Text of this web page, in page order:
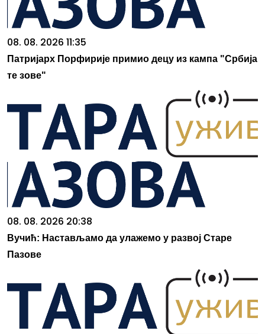
08. 08. 2026 11:35
Патријарх Порфирије примио децу из кампа "Србија
те зове"
08. 08. 2026 20:38
Вучић: Настављамо да улажемо у развој Старе
Пазове